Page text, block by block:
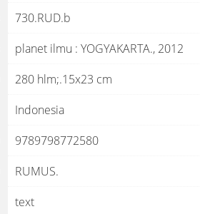
730.RUD.b
planet ilmu : YOGYAKARTA., 2012
280 hlm;.15x23 cm
Indonesia
9789798772580
RUMUS.
text